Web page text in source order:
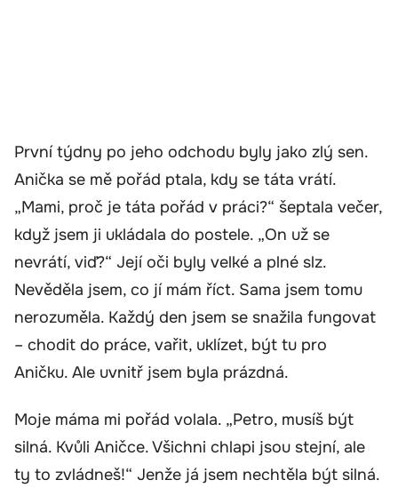
První týdny po jeho odchodu byly jako zlý sen.
Anička se mě pořád ptala, kdy se táta vrátí.
„Mami, proč je táta pořád v práci?“ šeptala večer,
když jsem ji ukládala do postele. „On už se
nevrátí, viď?“ Její oči byly velké a plné slz.
Nevěděla jsem, co jí mám říct. Sama jsem tomu
nerozuměla. Každý den jsem se snažila fungovat
– chodit do práce, vařit, uklízet, být tu pro
Aničku. Ale uvnitř jsem byla prázdná.
Moje máma mi pořád volala. „Petro, musíš být
silná. Kvůli Aničce. Všichni chlapi jsou stejní, ale
ty to zvládneš!“ Jenže já jsem nechtěla být silná.